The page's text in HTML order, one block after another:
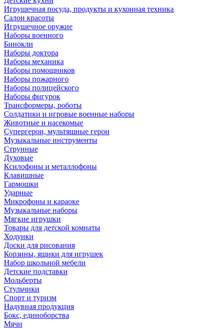
Игрушечная посуда, продукты и кухонная техника
Салон красоты
Игрушечное оружие
Наборы военного
Бинокли
Наборы доктора
Наборы механика
Наборы помощников
Наборы пожарного
Наборы полицейского
Наборы фигурок
Трансформеры, роботы
Солдатики и игровые военные наборы
Животные и насекомые
Супергерои, мультяшные герои
Музыкальные инструменты
Струнные
Духовые
Ксилофоны и металлофоны
Клавишные
Гармошки
Ударные
Микрофоны и караоке
Музыкальные наборы
Мягкие игрушки
Товары для детской комнаты
Ходунки
Доски для рисования
Корзины, ящики для игрушек
Набор школьной мебели
Детские подставки
Мольберты
Стульчики
Спорт и туризм
Надувная продукция
Бокс, единоборства
Мячи